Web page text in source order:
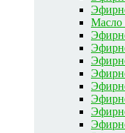
Масло